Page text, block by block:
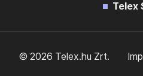
Telex
© 2026 Telex.hu Zrt.